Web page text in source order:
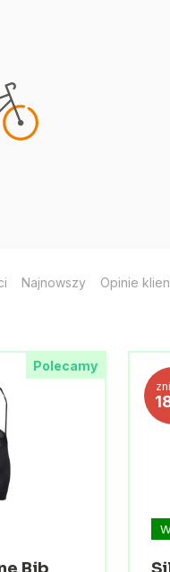
Najnowszy Opinie
Polecamy